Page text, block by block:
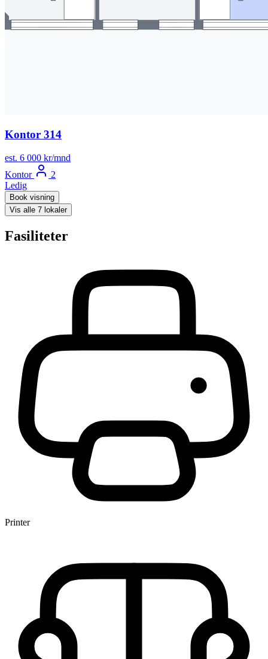
Kontor 314
est. 6 000 kr/mnd
Kontor
2
Ledig
Book visning
Vis alle 7 lokaler
Fasiliteter
Printer